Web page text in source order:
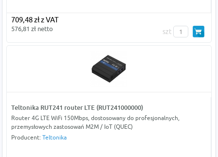
709,48 zł z VAT
576,81 zł netto szt
Teltonika RUT241 router LTE (RUT241000000)
Router 4G LTE WiFi 150Mbps, dostosowany do profesjonalnych,
przemysłowych zastosowań M2M / IoT (QUEC)
Producent: Teltonika